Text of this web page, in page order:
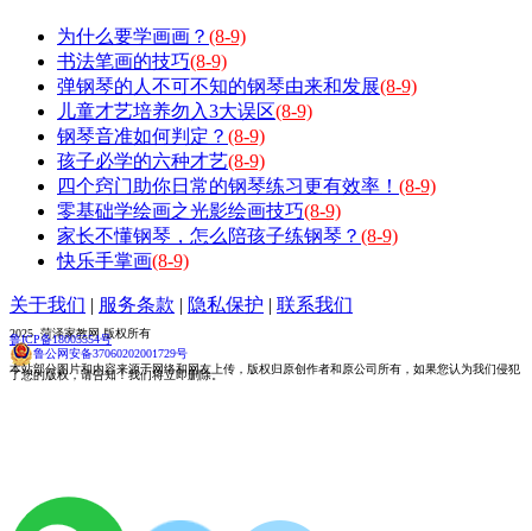
为什么要学画画？ (8-9)
书法笔画的技巧(8-9)
弹钢琴的人不可不知的钢琴由来和发展(8-9)
儿童才艺培养勿入3大误区(8-9)
钢琴音准如何判定？ (8-9)
孩子必学的六种才艺(8-9)
四个窍门助你日常的钢琴练习更有效率！ (8-9)
零基础学绘画之光影绘画技巧(8-9)
家长不懂钢琴，怎么陪孩子练钢琴？ (8-9)
快乐手掌画(8-9)
关于我们 | 服务条款 | 隐私保护 | 联系我们
2025 菏泽家教网 版权所有
鲁ICP备18005554号
鲁公网安备37060202001729号
本站部分图片和内容来源于网络和网友上传，版权归原创作者和原公司所有，如果您认为我们侵犯
了您的版权，请告知！我们将立即删除。